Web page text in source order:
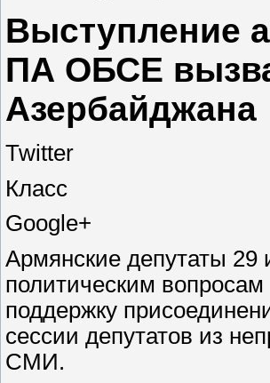
Выступление
ПА ОБСЕ
Азербайджана
Twitter
Класс
Google+
Армянские депутаты 29
политическим
поддержку
сессии депутатов из
СМИ.